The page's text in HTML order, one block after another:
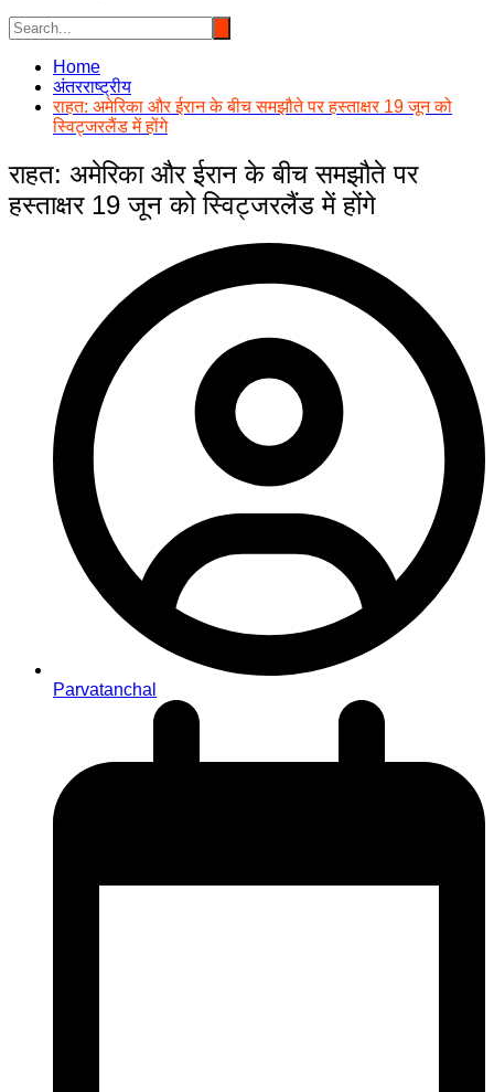
Home
अंतरराष्ट्रीय
राहत: अमेरिका और ईरान के बीच समझौते पर हस्ताक्षर 19 जून को
स्विट्जरलैंड में होंगे
राहत: अमेरिका और ईरान के बीच समझौते पर
हस्ताक्षर 19 जून को स्विट्जरलैंड में होंगे
Parvatanchal